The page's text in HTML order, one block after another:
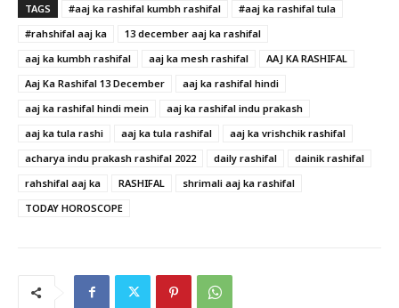
TAGS #aaj ka rashifal kumbh rashifal
#aaj ka rashifal tula
#rahshifal aaj ka
13 december aaj ka rashifal
aaj ka kumbh rashifal
aaj ka mesh rashifal
AAJ KA RASHIFAL
Aaj Ka Rashifal 13 December
aaj ka rashifal hindi
aaj ka rashifal hindi mein
aaj ka rashifal indu prakash
aaj ka tula rashi
aaj ka tula rashifal
aaj ka vrishchik rashifal
acharya indu prakash rashifal 2022
daily rashifal
dainik rashifal
rahshifal aaj ka
RASHIFAL
shrimali aaj ka rashifal
TODAY HOROSCOPE